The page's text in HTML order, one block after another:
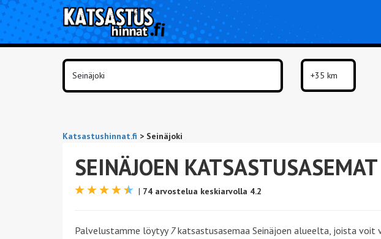
Katsastushinnat.fi > Seinäjoki
SEINÄJOEN KATSASTUSASEMAT
| 74 arvostelua keskiarvolla 4.2
Palvelustamme löytyy 7katsastusasemaa Seinäjoen alueelta, joista voit